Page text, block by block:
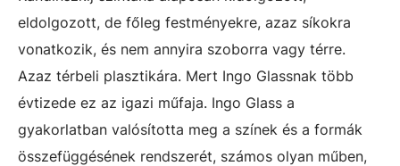
eldolgozott, de főleg festményekre, azaz síkokra
vonatkozik, és nem annyira szoborra vagy térre.
Azaz térbeli plasztikára. Mert Ingo Glassnak több
évtizede ez az igazi műfaja. Ingo Glass a
gyakorlatban valósította meg a színek és a formák
összefüggésének rendszerét, számos olyan műben,